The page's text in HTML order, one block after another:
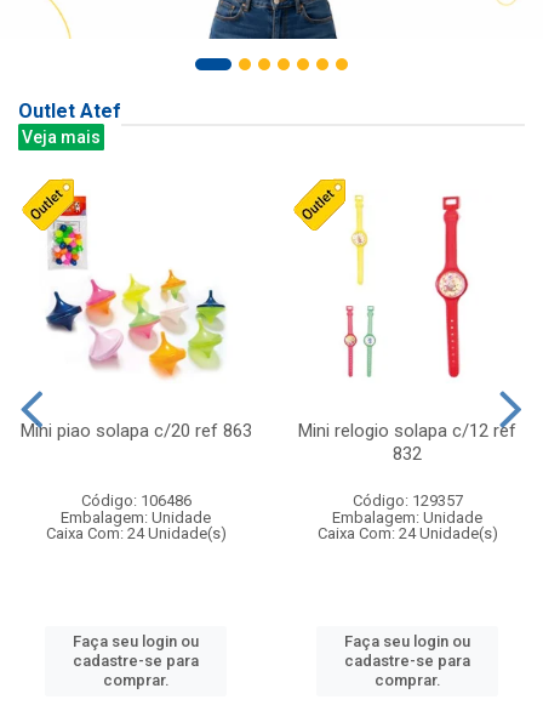
Outlet Atef
Veja mais
Mini piao solapa c/20 ref 863
Código: 106486
Embalagem: Unidade
Caixa Com: 24 Unidade(s)
Faça seu login ou
cadastre-se para
comprar.
Mini relogio solapa c/12 ref
832
Código: 129357
Embalagem: Unidade
Caixa Com: 24 Unidade(s)
Faça seu login ou
cadastre-se para
comprar.